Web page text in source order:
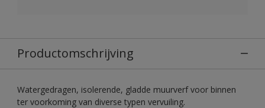
Productomschrijving
Watergedragen, isolerende, gladde muurverf voor binnen
ter voorkoming van diverse typen vervuiling.